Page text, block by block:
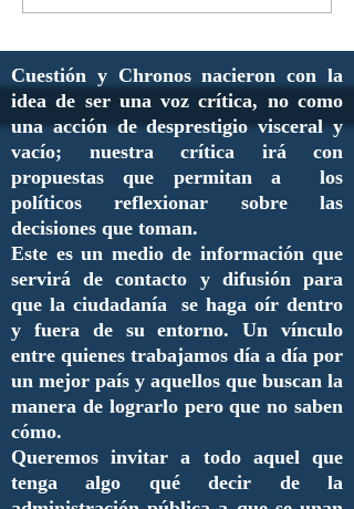
Cuestión y Chronos nacieron con la
idea de ser una voz crítica, no como
una acción de desprestigio visceral y
vacío; nuestra crítica irá con
propuestas que permitan a los
políticos reflexionar sobre las
decisiones que toman.
Este es un medio de información que
servirá de contacto y difusión para
que la ciudadanía se haga oír dentro
y fuera de su entorno. Un vínculo
entre quienes trabajamos día a día por
un mejor país y aquellos que buscan la
manera de lograrlo pero que no saben
cómo.
Queremos invitar a todo aquel que
tenga algo qué decir de la